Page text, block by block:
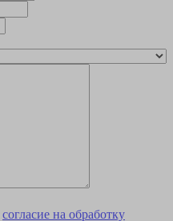
согласие на обработку